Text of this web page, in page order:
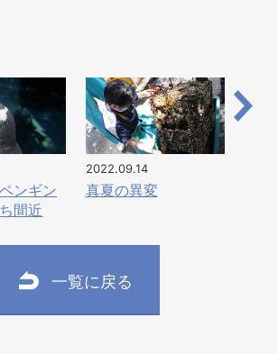
ンギン
間近
2022.09.14
真夏の異変
一覧に戻る